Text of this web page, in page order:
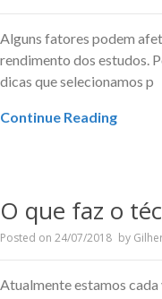
Alguns fatores podem
rendimento dos estudos.
dicas que selecionamos p
Continue Reading
O que faz o
Posted on 24/07/2018 by
Atualmente estamos